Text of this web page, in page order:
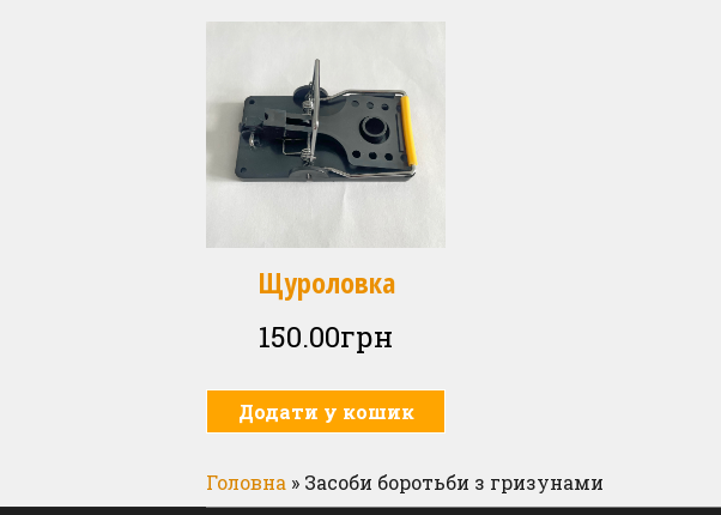
DUO LED Ціна товару формується
ДОДАТИ У КОШИК
Щуроловка
150.00грн
Додати у кошик
Головна » Засоби боротьби з гризунами